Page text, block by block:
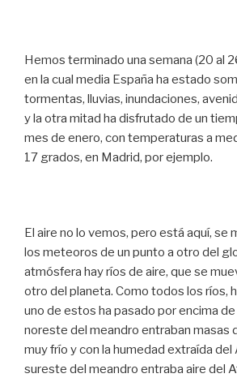
Hemos terminado una semana (20 al
en la cual media España ha estado
tormentas, lluvias, inundaciones,
y la otra mitad ha disfrutado de un
mes de enero, con temperaturas a
17 grados, en Madrid, por ejemplo.
El aire no lo vemos, pero está aquí, se
los meteoros de un punto a otro del
atmósfera hay ríos de aire, que se
otro del planeta. Como todos los ríos,
uno de estos ha pasado por encima de
noreste del meandro entraban masas
muy frío y con la humedad extraída
sureste del meandro entraba aire del